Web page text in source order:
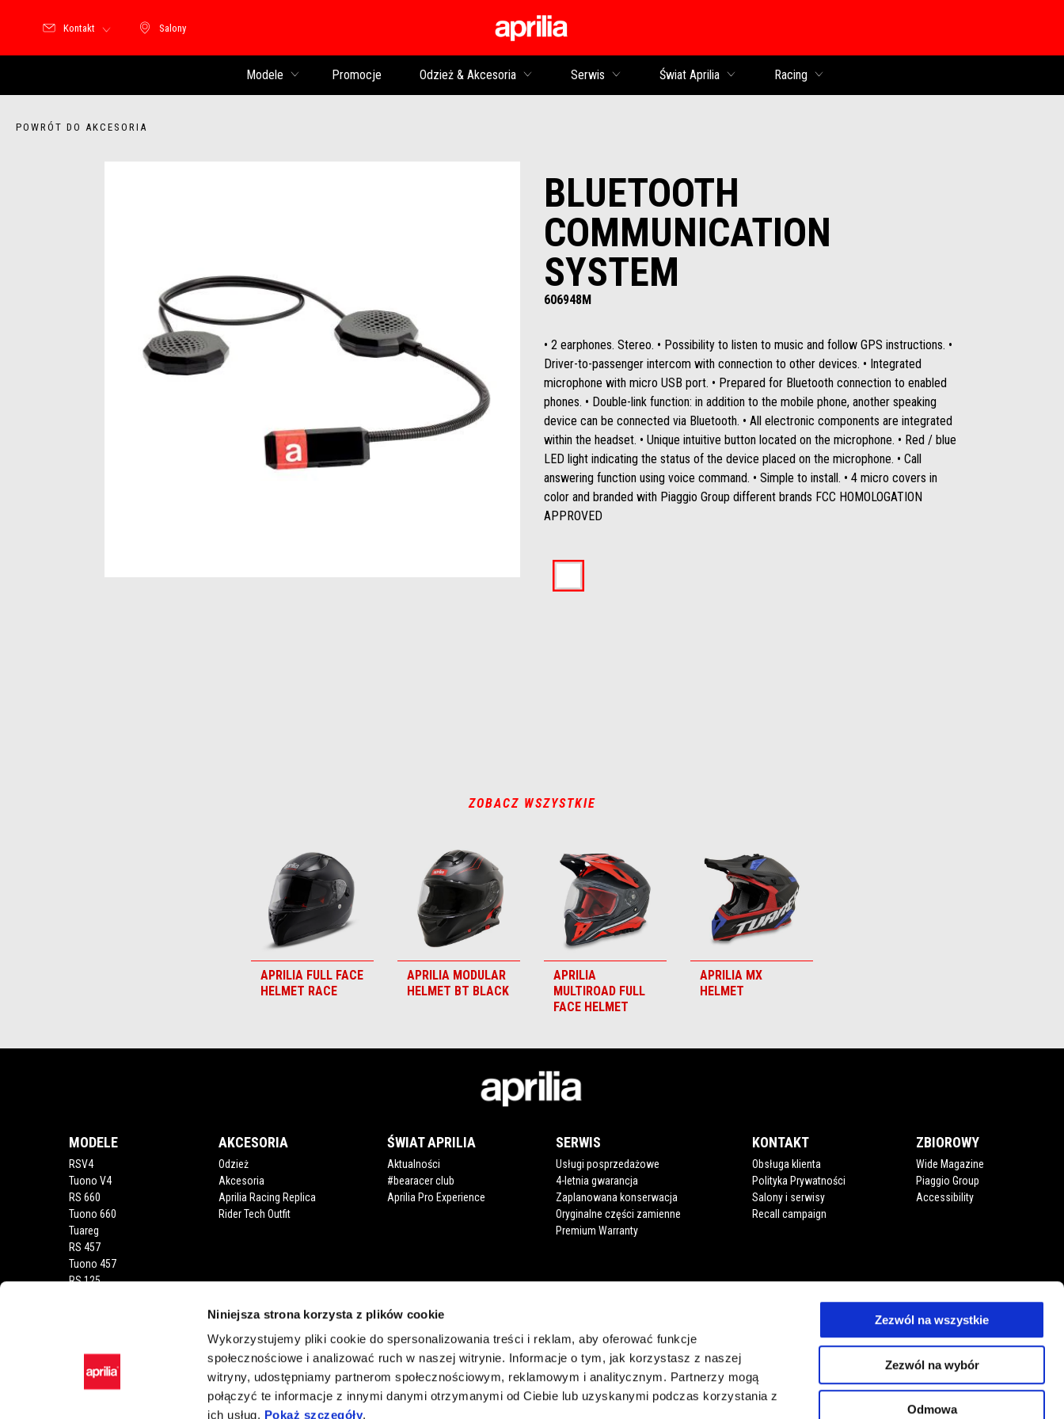
Niniejsza strona korzysta z plików cookie
Wykorzystujemy pliki cookie do spersonalizowania treści i reklam, aby oferować funkcje
społecznościowe i analizować ruch w naszej witrynie. Informacje o tym, jak korzystasz z naszej
witryny, udostępniamy partnerom społecznościowym, reklamowym i analitycznym. Partnerzy mogą
połączyć te informacje z innymi danymi otrzymanymi od Ciebie lub uzyskanymi podczas korzystania z
ich usług. Pokaż szczegóły.
Zezwól na wszystkie
Zezwól na wybór
Odmowa
Salony
Salony
Kontakt
Modele Promocje Odzież & Akcesoria Serwis Świat Aprilia Racing
POWRÓT DO AKCESORIA
BLUETOOTH
COMMUNICATION
SYSTEM
606948M
• 2 earphones. Stereo. • Possibility to listen to music and follow GPS instructions. •
Driver-to-passenger intercom with connection to other devices. • Integrated
microphone with micro USB port. • Prepared for Bluetooth connection to enabled
phones. • Double-link function: in addition to the mobile phone, another speaking
device can be connected via Bluetooth. • All electronic components are integrated
within the headset. • Unique intuitive button located on the microphone. • Red / blue
LED light indicating the status of the device placed on the microphone. • Call
answering function using voice command. • Simple to install. • 4 micro covers in
color and branded with Piaggio Group different brands FCC HOMOLOGATION
APPROVED
ZOBACZ WSZYSTKIE
APRILIA FULL FACE
HELMET RACE
APRILIA MODULAR
HELMET BT BLACK
APRILIA
MULTIROAD FULL
FACE HELMET
APRILIA MX
HELMET
MODELE
RSV4
Tuono V4
RS 660
Tuono 660
Tuareg
RS 457
Tuono 457
RS 125
AKCESORIA
Odzież
Akcesoria
Aprilia Racing Replica
Rider Tech Outfit
ŚWIAT APRILIA
Aktualności
#bearacer club
Aprilia Pro Experience
SERWIS
Usługi posprzedażowe
4-letnia gwarancja
Zaplanowana konserwacja
Oryginalne części zamienne
Premium Warranty
KONTAKT
Obsługa klienta
Polityka Prywatności
Salony i serwisy
Recall campaign
ZBIOROWY
Wide Magazine
Piaggio Group
Accessibility